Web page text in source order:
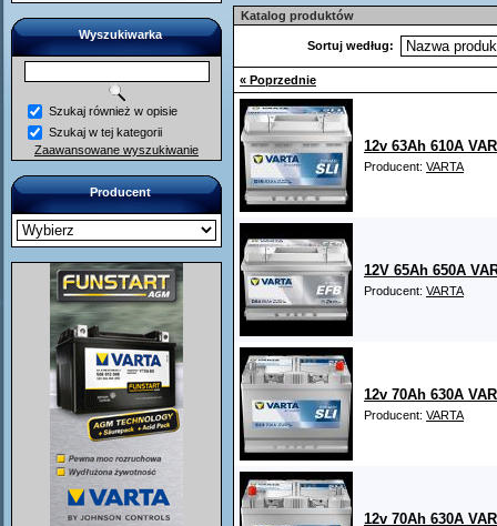
Wyszukiwarka
Szukaj również w opisie
Szukaj w tej kategorii
Zaawansowane wyszukiwanie
Producent
Katalog produktów
Sortuj według:
« Poprzednie
12v 63Ah 610A
Producent: VARTA
12V 65Ah 650A
Producent: VARTA
12v 70Ah 630A
Producent: VARTA
12v 70Ah 630A